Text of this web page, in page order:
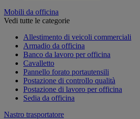
Mobili da officina
Vedi tutte le categorie
Allestimento di veicoli commerciali
Armadio da officina
Banco da lavoro per officina
Cavalletto
Pannello forato portautensili
Postazione di controllo qualità
Postazione di lavoro per officina
Sedia da officina
Nastro trasportatore